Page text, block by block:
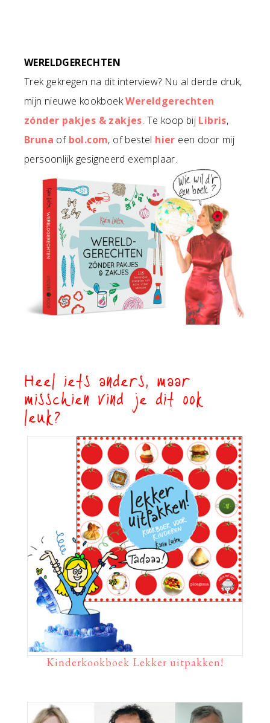
WERELDGERECHTEN
Trek gekregen na dit interview? Nu al derde druk,
mijn nieuwe kookboekWereldgerechten
zónder pakjes & zakjes. Te koop bij Libris,
Bruna of bol.com, of bestel hier een door mij
persoonlijk gesigneerd exemplaar.
Heel iets anders, maar
misschien vind je dit ook
leuk?
Kinderkookboek Lekker uitpakken!